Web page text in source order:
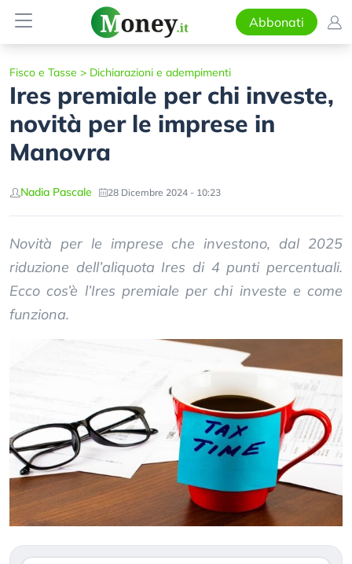
Abbonati
Fisco e Tasse > Dichiarazioni e adempimenti
Ires premiale per chi investe,
novità per le imprese in
Manovra
Nadia Pascale 28 Dicembre 2024 - 10:23
Novità per le imprese che investono, dal 2025
riduzione dell’aliquota Ires di 4 punti percentuali.
Ecco cos’è l’Ires premiale per chi investe e come
funziona.